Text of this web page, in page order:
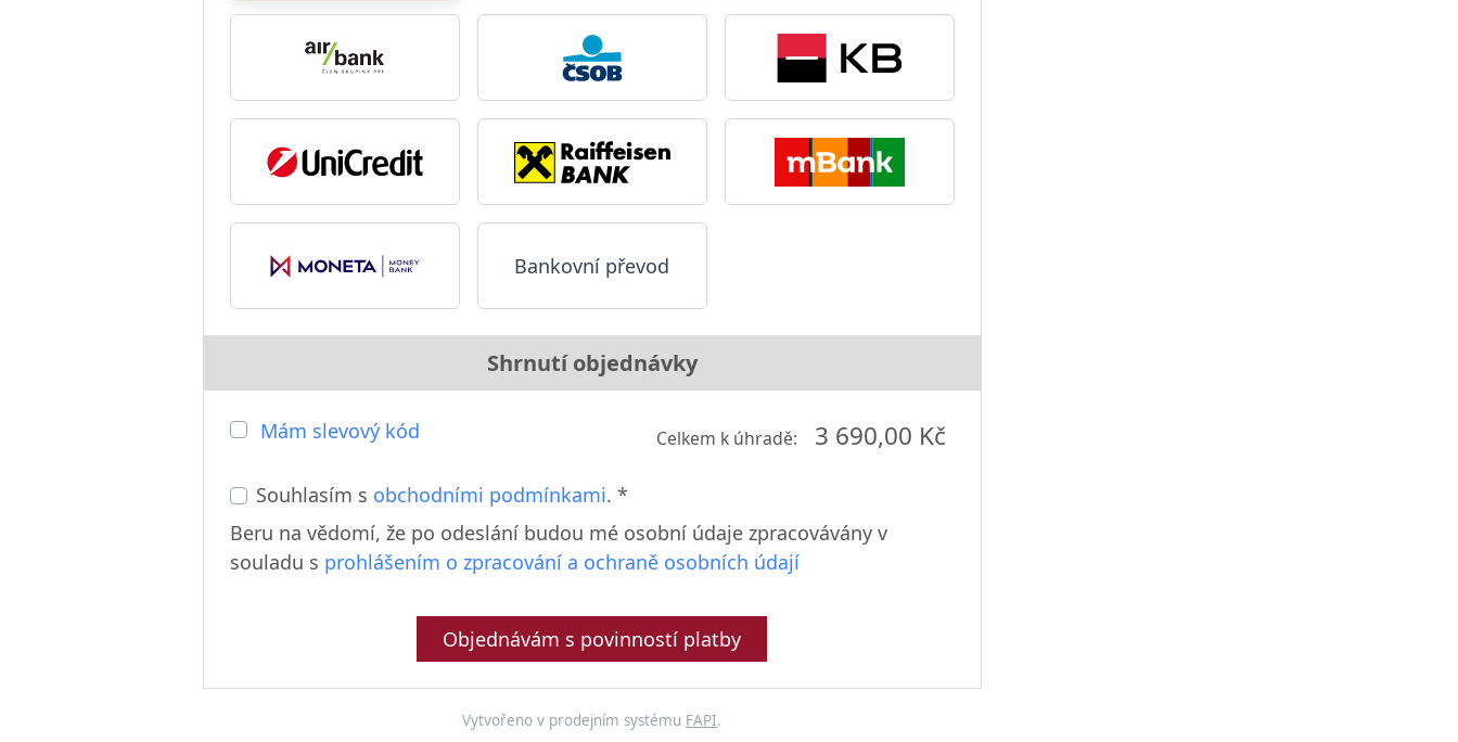
Bankovní převod
Shrnutí objednávky
Mám slevový kód Celkem k úhradě: 3 690,00 Kč
Souhlasím s obchodními podmínkami. *
Beru na vědomí, že po odeslání budou mé osobní údaje zpracovávány v
souladu s prohlášením o zpracování a ochraně osobních údají
Objednávám s povinností platby
Vytvořeno v prodejním systému FAPI.